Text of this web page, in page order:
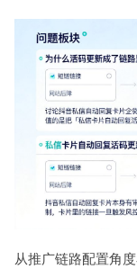
从推广链路配置角